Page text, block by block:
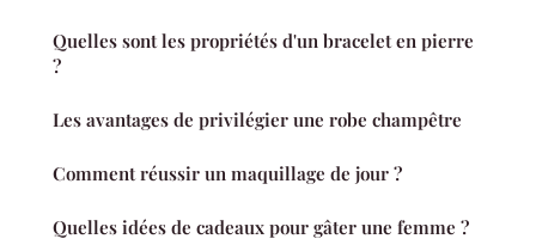
Quelles sont les propriétés d'un bracelet en pierre
?
Les avantages de privilégier une robe champêtre
Comment réussir un maquillage de jour ?
Quelles idées de cadeaux pour gâter une femme ?